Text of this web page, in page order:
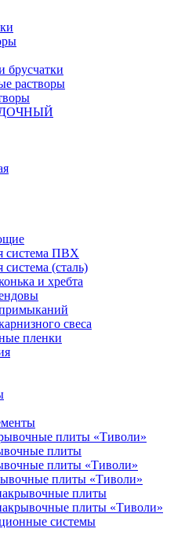
брусчатки
растворы
система ПВХ
система (сталь)
и хребта
свеса
пленки
плиты «Тиволи»
плиты
плиты «Тиволи»
плиты «Тиволи»
плиты
плиты «Тиволи»
системы